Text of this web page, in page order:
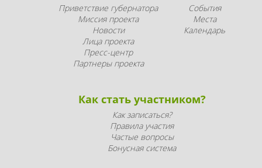
Приветствие губернатора
Миссия проекта
Новости
Лица проекта
Пресс-центр
Партнеры проекта
События
Места
Календарь
Как стать участником?
Как записаться?
Правила участия
Частые вопросы
Бонусная система